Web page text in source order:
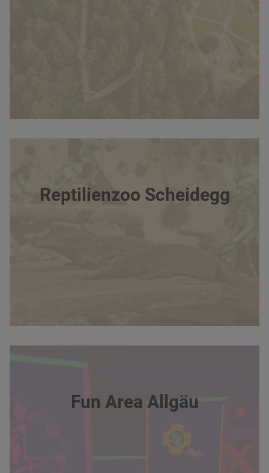
Reptilienzoo Scheidegg
Fun Area Allgäu